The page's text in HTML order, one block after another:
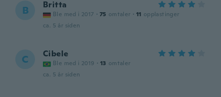
B Britta
Ble med i 2017 · 75 omtaler · 11 opplastinger
ca. 5 år siden
C Cibele
Ble med i 2019 · 13 omtaler
ca. 5 år siden